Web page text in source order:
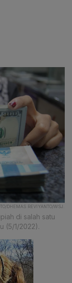
DHEMAS REVIYANTO/WSJ.
di salah satu
(5/1/2022).